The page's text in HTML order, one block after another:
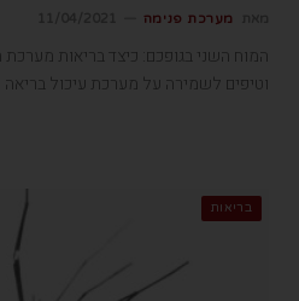
מערכת פנימה
המוח השני בגופכם: כיצד בריאות
וטיפים לשמירה על מערכת עיכול בריאה
בריאות